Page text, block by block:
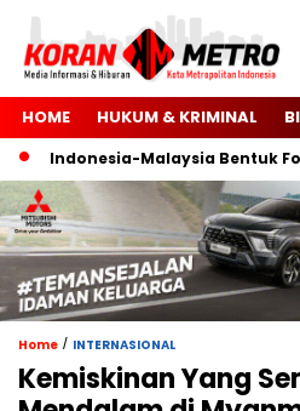
HOME HUKUM & KRIMINAL
Indonesia-Malaysia Bentuk
Home / INTERNASIONAL
Kemiskinan Yang